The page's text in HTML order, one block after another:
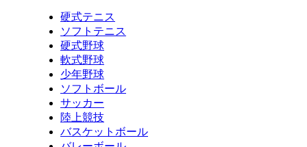
硬式テニス
ソフトテニス
硬式野球
軟式野球
少年野球
ソフトボール
サッカー
陸上競技
バスケットボール